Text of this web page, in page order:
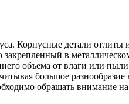
Корпусные детали
в
объема от влаги или
большое
обращать внимание